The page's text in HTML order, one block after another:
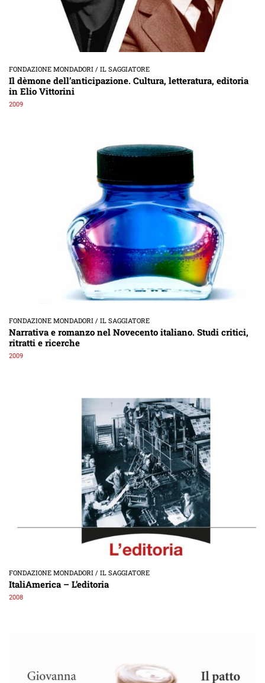
FONDAZIONE MONDADORI / IL SAGGIATORE
Il dèmone dell’anticipazione. Cultura, letteratura, editoria
in Elio Vittorini
2009
FONDAZIONE MONDADORI / IL SAGGIATORE
Narrativa e romanzo nel Novecento italiano. Studi critici,
ritratti e ricerche
2009
FONDAZIONE MONDADORI / IL SAGGIATORE
ItaliAmerica – L’editoria
2008